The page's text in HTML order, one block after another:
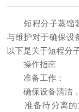
短程分子蒸馏装
与维护对于确保设
以下是关于短程分
操作指南
准备工作：
确保设备清洁，
准备待分离的